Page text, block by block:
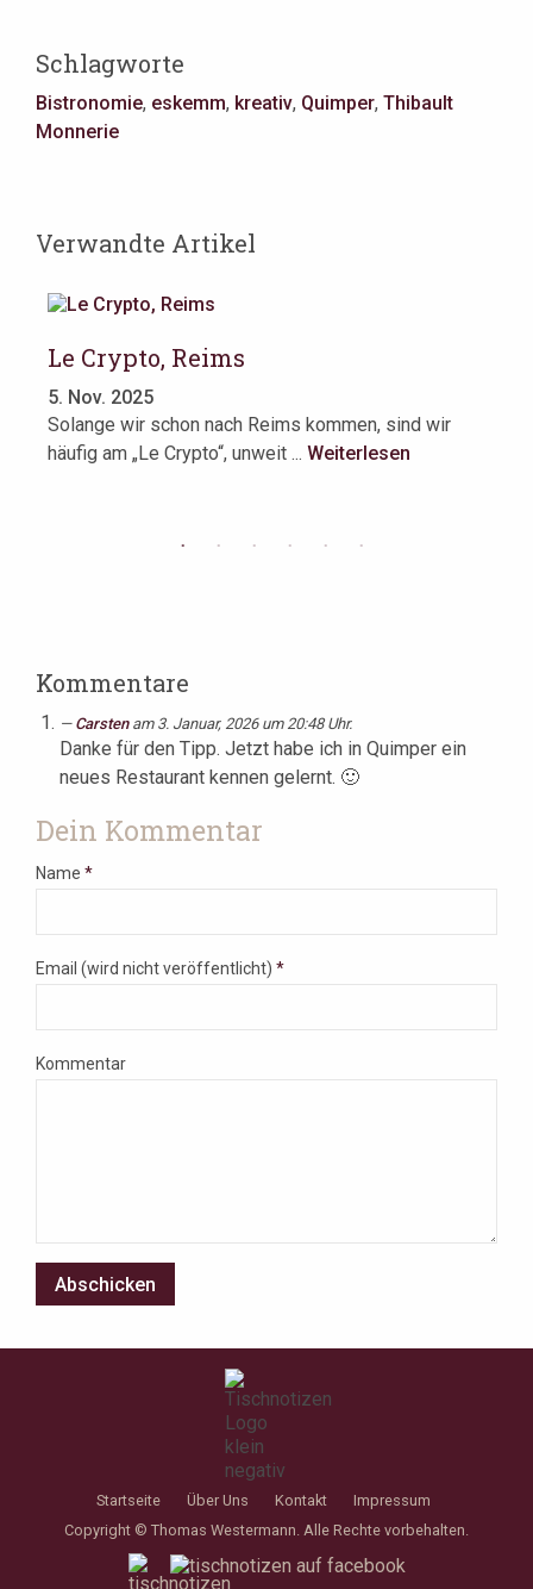
Schlagworte
Bistronomie, eskemm, kreativ, Quimper, Thibault
Monnerie
Verwandte Artikel
Le Crypto, Reims
5. Nov. 2025
Solange wir schon nach Reims kommen, sind wir
häufig am „Le Crypto“, unweit ... Weiterlesen
Kommentare
Carstenam 3. Januar, 2026 um 20:48 Uhr.
Danke für den Tipp. Jetzt habe ich in Quimper ein
neues Restaurant kennen gelernt. 🙂
Dein Kommentar
Name *
Email (wird nicht veröffentlicht) *
Kommentar
Startseite Über Uns Kontakt
Impressum
Copyright © Thomas Westermann. Alle Rechte vorbehalten.